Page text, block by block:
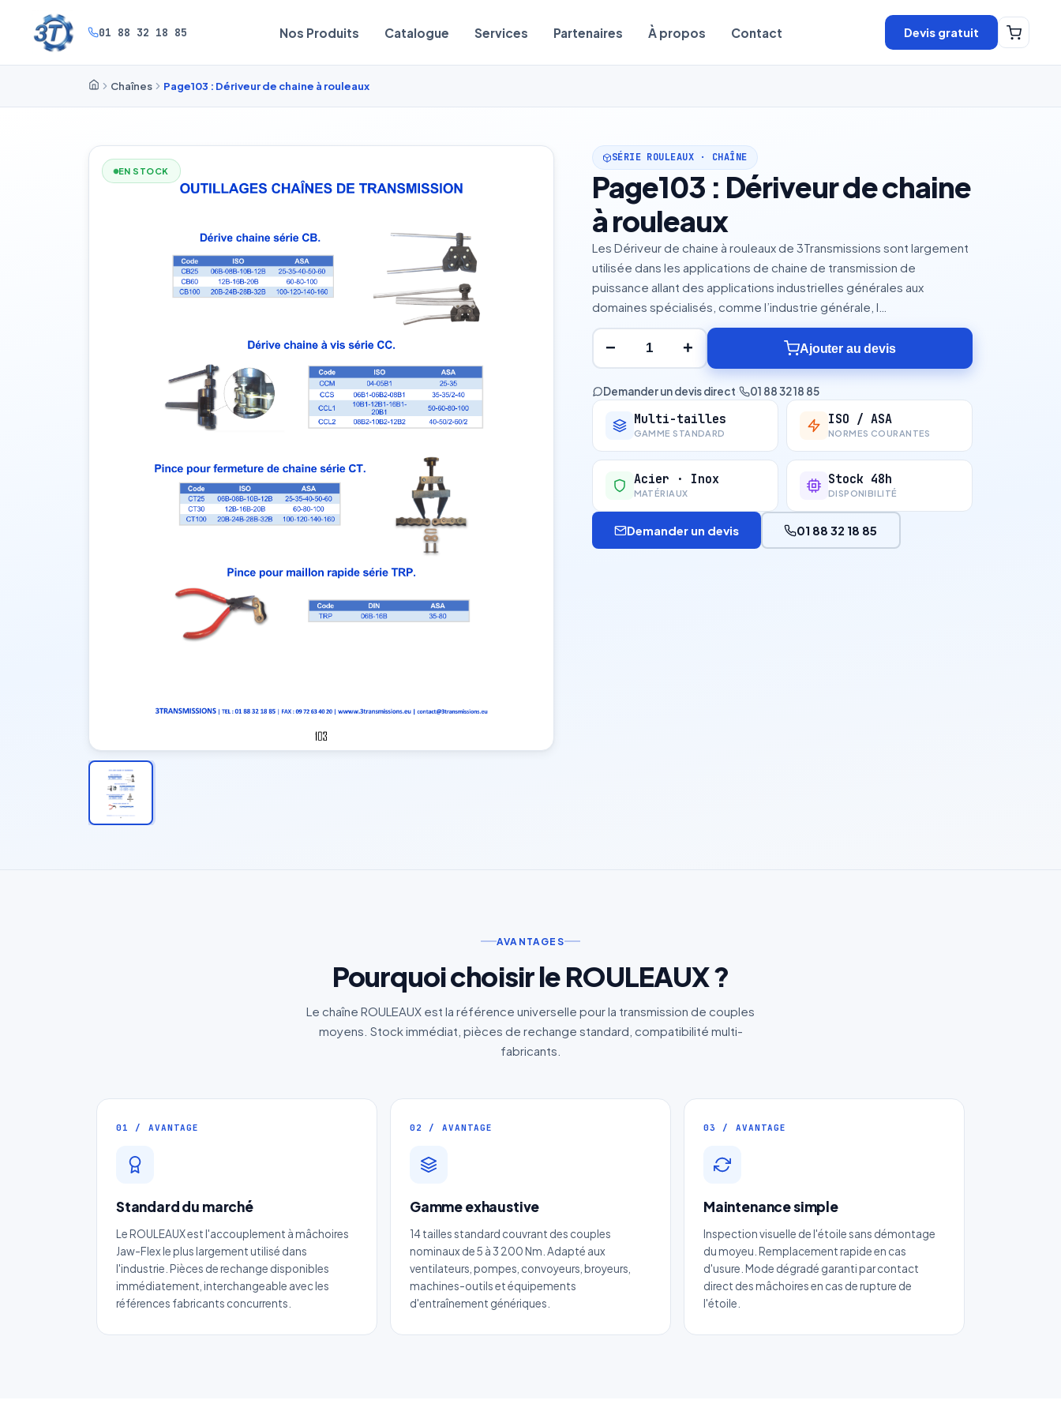
01 88 32 18 85 Nos Produits Catalogue Services Partenaires À propos Contact Devis gratuit
Chaînes Page103 : Dériveur de chaine à rouleaux
EN STOCK
SÉRIE ROULEAUX · CHAÎNE
Page103 : Dériveur de chaine
à rouleaux
Les Dériveur de chaine à rouleaux de 3Transmissions sont largement
utilisée dans les applications de chaine de transmission de
puissance allant des applications industrielles générales aux
domaines spécialisés, comme l’industrie générale, l…
− + Ajouter au devis
Demander un devis direct· 01 88 32 18 85
Multi-tailles
GAMME STANDARD
ISO / ASA
NORMES COURANTES
Acier · Inox
MATÉRIAUX
Stock 48h
DISPONIBILITÉ
Demander un devis 01 88 32 18 85
AVANTAGES
Pourquoi choisir le ROULEAUX ?
Le chaîne ROULEAUX est la référence universelle pour la transmission de couples
moyens. Stock immédiat, pièces de rechange standard, compatibilité multi-
fabricants.
01 / AVANTAGE
Standard du marché
Le ROULEAUX est l'accouplement à mâchoires
Jaw-Flex le plus largement utilisé dans
l'industrie. Pièces de rechange disponibles
immédiatement, interchangeable avec les
références fabricants concurrents.
02 / AVANTAGE
Gamme exhaustive
14 tailles standard couvrant des couples
nominaux de 5 à 3 200 Nm. Adapté aux
ventilateurs, pompes, convoyeurs, broyeurs,
machines-outils et équipements
d'entraînement génériques.
03 / AVANTAGE
Maintenance simple
Inspection visuelle de l'étoile sans démontage
du moyeu. Remplacement rapide en cas
d'usure. Mode dégradé garanti par contact
direct des mâchoires en cas de rupture de
l'étoile.
Devis Page103 : Dériveur de chaine à
rouleaux
Réponse sous 24h — Sans engagement
* Entreprise